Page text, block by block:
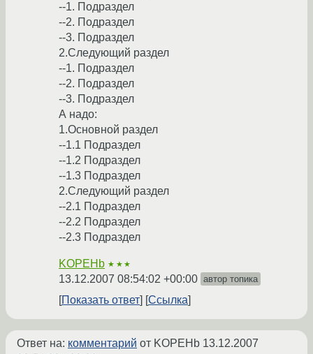
--1. Подраздел
--2. Подраздел
--3. Подраздел
2.Следующий раздел
--1. Подраздел
--2. Подраздел
--3. Подраздел
А надо:
1.Основной раздел
--1.1 Подраздел
--1.2 Подраздел
--1.3 Подраздел
2.Следующий раздел
--2.1 Подраздел
--2.2 Подраздел
--2.3 Подраздел
KOPEHb ★★★
13.12.2007 08:54:02 +00:00 автор топика
Показать ответ Ссылка
Ответ на: комментарий от KOPEHb 13.12.2007